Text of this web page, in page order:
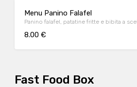
Menu Panino Falafel
Panino falafel, patatine fritte e bibita a
8.00 €
Fast Food Box